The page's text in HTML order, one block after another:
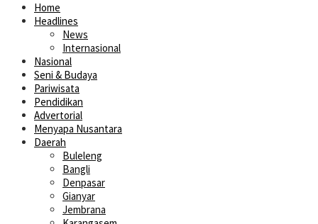
Home
Headlines
News
Internasional
Nasional
Seni & Budaya
Pariwisata
Pendidikan
Advertorial
Menyapa Nusantara
Daerah
Buleleng
Bangli
Denpasar
Gianyar
Jembrana